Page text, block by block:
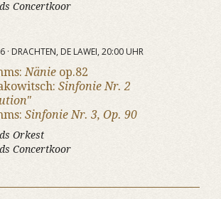
Concertkoor
· DRACHTEN, DE LAWEI, 20:00 UHR
Nänie op.82
Sinfonie Nr. 2
Sinfonie Nr. 3, Op. 90
Orkest
Concertkoor